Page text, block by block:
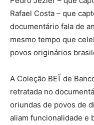
Rafael Costa – que
documentário fala de
mesmo tempo que
povos originários
A Coleção BEĨ de
retratada no
oriundas de povos de
aliam funcionalidade e